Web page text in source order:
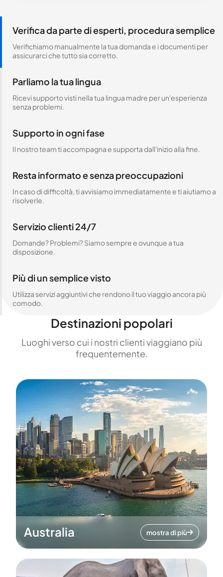
Verifica da parte di esperti, procedura semplice
Verifichiamo manualmente la tua domanda e i documenti per
assicurarci che tutto sia corretto.
Parliamo la tua lingua
Ricevi supporto visti nella tua lingua madre per un'esperienza
senza problemi.
Supporto in ogni fase
Il nostro team ti accompagna e supporta dall'inizio alla fine.
Resta informato e senza preoccupazioni
In caso di difficoltà, ti avvisiamo immediatamente e ti aiutiamo a
risolverle.
Servizio clienti 24/7
Domande? Problemi? Siamo sempre e ovunque a tua
disposizione.
Più di un semplice visto
Utilizza servizi aggiuntivi che rendono il tuo viaggio ancora più
comodo.
Destinazioni popolari
Luoghi verso cui i nostri clienti viaggiano più
frequentemente.
Australia mostra di più